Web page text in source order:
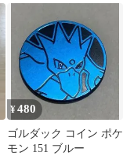
¥480
ゴルダック コイン ポケ
モン 151 ブルー